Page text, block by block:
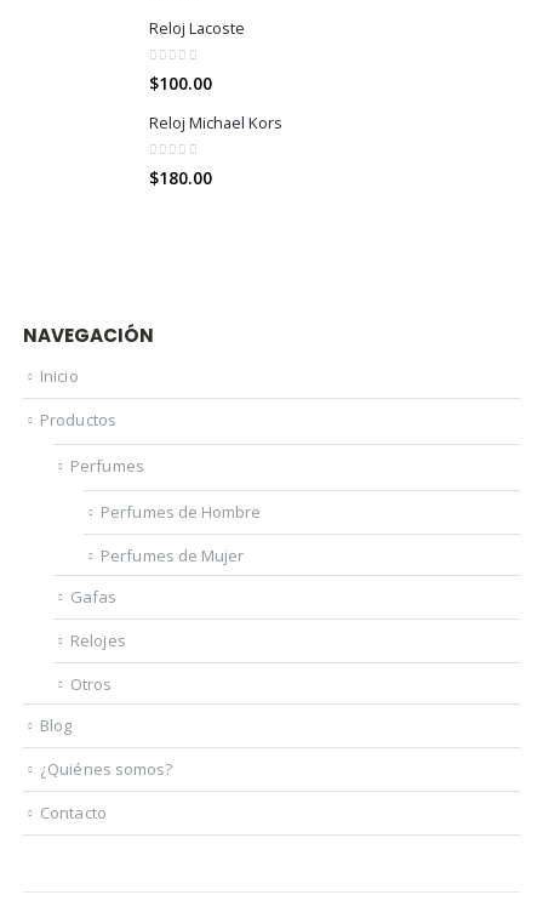
Reloj Lacoste
0out of 5
$100.00
Reloj Michael Kors
0
$180.00
NAVEGACIÓN
Inicio
Productos
Perfumes
Perfumes de Hombre
Perfumes de Mujer
Gafas
Relojes
Otros
Blog
¿Quiénes somos?
Contacto